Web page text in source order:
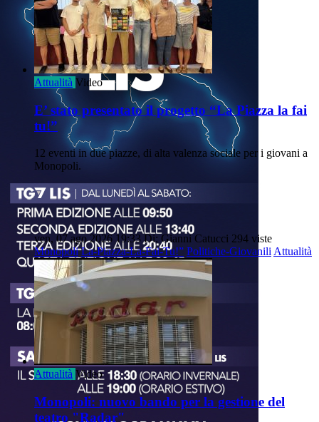
Attualità Video
E’ stato presentato il progetto “La Piazza la fai
tu!”
12 eventi in due piazze, di alta valenza sociale per i giovani a
Monopoli.
ven, 07 ago 2026 19:33 Di: Gianni Catucci 294 viste
Monopoli La-Piazza-La-Fai-Tu!” Politiche-Giovanili Attualità
Attualità Video
Monopoli: nuovo bando per la gestione del
teatro "Radar"